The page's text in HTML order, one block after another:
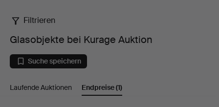
Glasobjekte
bei
Kurage
Auktion
Filtrieren
Glasobjekte bei Kurage Auktion
Suche speichern
Laufende Auktionen Endpreise(1)